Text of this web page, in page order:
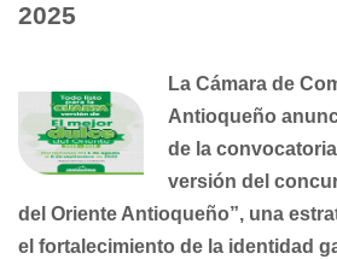
2025
La Cámara de
Antioqueño
de la
versión del
del Oriente Antioqueño”, una
el fortalecimiento de la identidad